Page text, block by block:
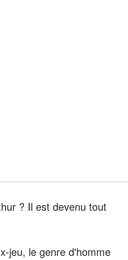
? Il est devenu tout
jeu, le genre d'homme